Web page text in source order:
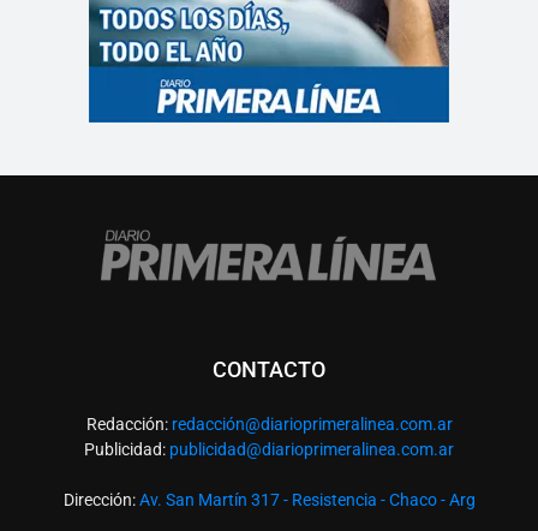
CONTACTO
Redacción: redacción@diarioprimeralinea.com.ar
Publicidad: publicidad@diarioprimeralinea.com.ar
Dirección:Av. San Martín 317 - Resistencia - Chaco - Arg